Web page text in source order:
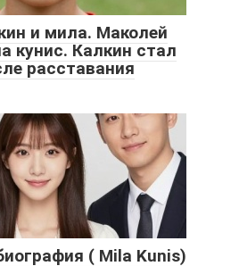
и мила. Маколей
кунис. Калкин стал
расставания
( Mila Kunis)